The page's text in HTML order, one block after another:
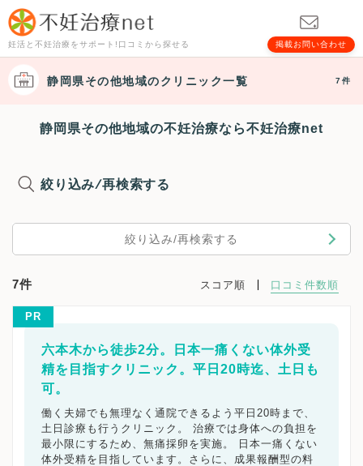
妊活と不妊治療をサポート!口コミから探せる 掲載お問い合わせ
静岡県その他地域のクリニック一覧 7件
静岡県その他地域の不妊治療なら不妊治療net
絞り込み/再検索する
絞り込み/再検索する
7件 スコア順 口コミ件数順
PR
六本木から徒歩2分。日本一痛くない体外受
精を目指すクリニック。平日20時迄、土日も
可。
働く夫婦でも無理なく通院できるよう平日20時まで、
土日診療も行うクリニック。 治療では身体への負担を
最小限にするため、無痛採卵を実施。 日本一痛くない
体外受精を目指しています。さらに、成果報酬型の料